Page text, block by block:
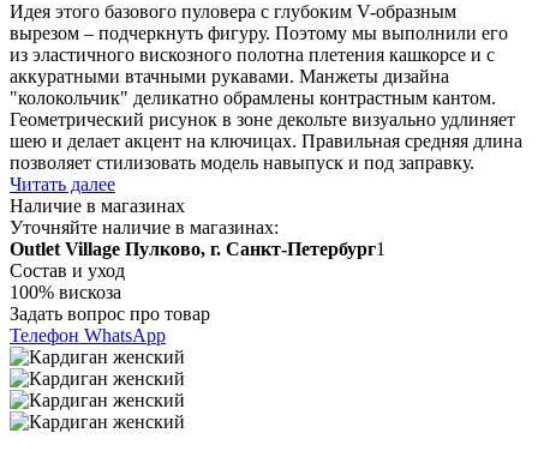
Идея этого базового пуловера с глубоким V-образным
вырезом – подчеркнуть фигуру. Поэтому мы выполнили его
из эластичного вискозного полотна плетения кашкорсе и с
аккуратными втачными рукавами. Манжеты дизайна
"колокольчик" деликатно обрамлены контрастным кантом.
Геометрический рисунок в зоне декольте визуально удлиняет
шею и делает акцент на ключицах. Правильная средняя длина
позволяет стилизовать модель навыпуск и под заправку.
Читать далее
Наличие в магазинах
Уточняйте наличие в магазинах:
Outlet Village Пулково, г. Санкт-Петербург1
Состав и уход
100% вискоза
Задать вопрос про товар
Телефон WhatsApp